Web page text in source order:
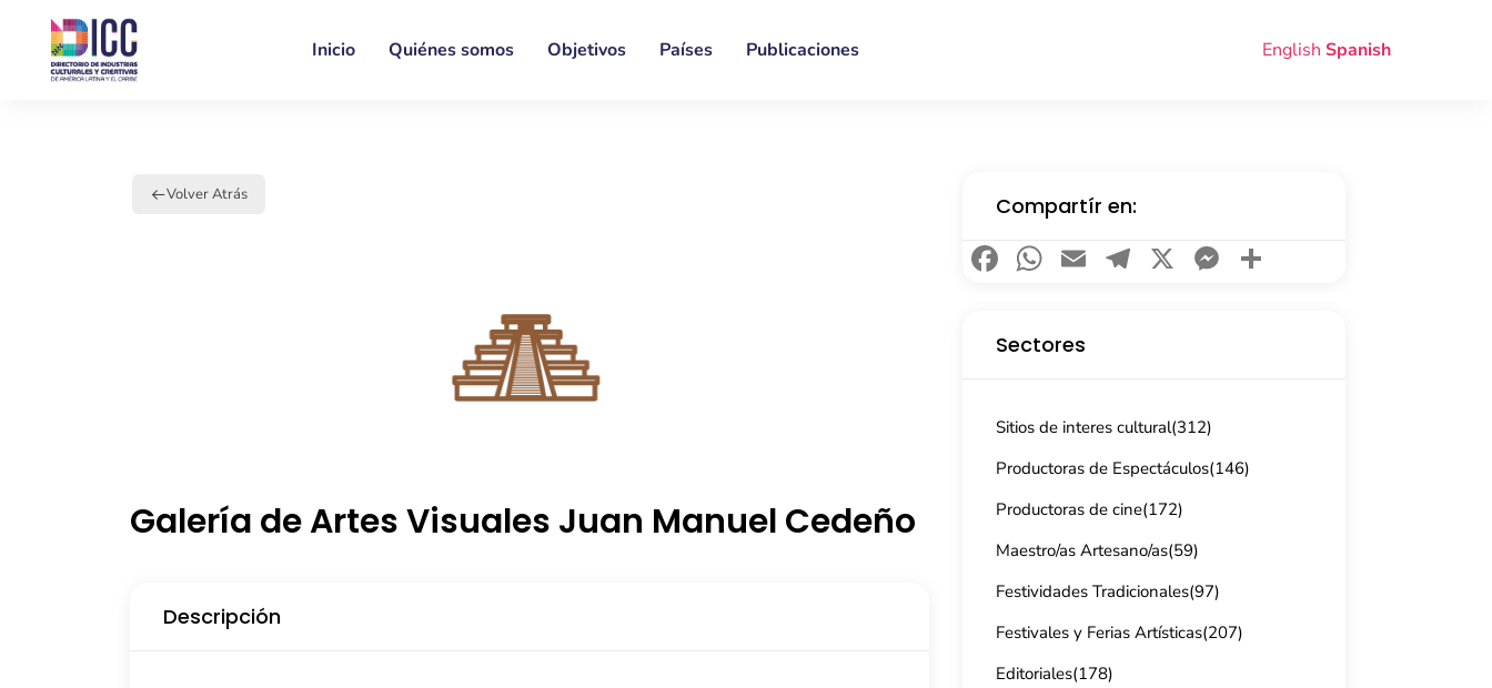
Inicio Quiénes somos Objetivos Países Publicaciones English Spanish
Volver Atrás
Galería de Artes Visuales Juan Manuel Cedeño
Descripción
Compartír en:
Facebook
WhatsApp
EmailTelegram
X Messenger
Sectores
Sitios de interes cultural(312)
Productoras de Espectáculos(146)
Productoras de cine(172)
Maestro/as Artesano/as(59)
Festividades Tradicionales(97)
Festivales y Ferias Artísticas(207)
Editoriales(178)